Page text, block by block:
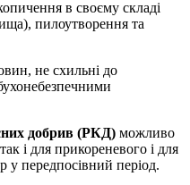
в своєму складі
пилоутворення та
не схильні до
добрив (РКД) можливо
і для прикореневого і для
у передпосівний період.